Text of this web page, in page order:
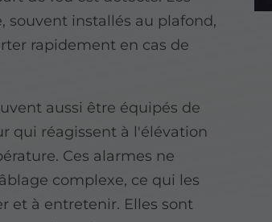
souvent installés au plafond,
rapidement en cas de
aussi être équipés de
qui réagissent à l'élévation
Ces alarmes ne
complexe, ce qui les
et à entretenir. Elles sont